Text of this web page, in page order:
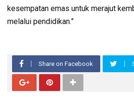
kesempatan emas untuk merajut
melalui pendidikan.”
Share on Facebook